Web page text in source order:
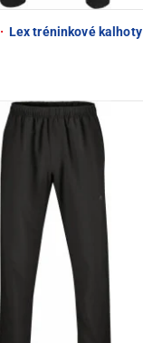
· Lex tréninkové kalhoty